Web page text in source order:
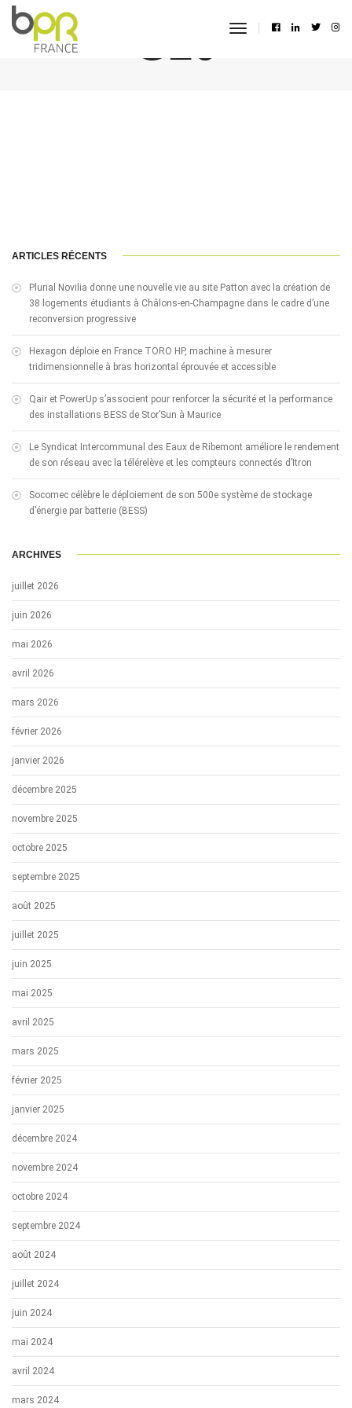
toggle
G20
ARTICLES RÉCENTS
Plurial Novilia donne une nouvelle vie au site Patton avec la création de
38 logements étudiants à Châlons-en-Champagne dans le cadre d’une
reconversion progressive
Hexagon déploie en France TORO HP, machine à mesurer
tridimensionnelle à bras horizontal éprouvée et accessible
Qair et PowerUp s’associent pour renforcer la sécurité et la performance
des installations BESS de Stor’Sun à Maurice
Le Syndicat Intercommunal des Eaux de Ribemont améliore le rendement
de son réseau avec la télérelève et les compteurs connectés d’Itron
Socomec célèbre le déploiement de son 500e système de stockage
d’énergie par batterie (BESS)
ARCHIVES
juillet 2026
juin 2026
mai 2026
avril 2026
mars 2026
février 2026
janvier 2026
décembre 2025
novembre 2025
octobre 2025
septembre 2025
août 2025
juillet 2025
juin 2025
mai 2025
avril 2025
mars 2025
février 2025
janvier 2025
décembre 2024
novembre 2024
octobre 2024
septembre 2024
août 2024
juillet 2024
juin 2024
mai 2024
avril 2024
mars 2024